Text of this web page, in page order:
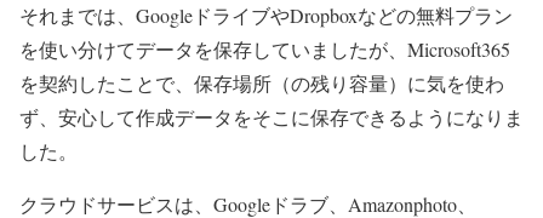
それまでは、GoogleドライブやDropboxなどの無料プラン
を使い分けてデータを保存していましたが、Microsoft365
を契約したことで、保存場所（の残り容量）に気を使わ
ず、安心して作成データをそこに保存できるようになりま
した。
クラウドサービスは、Googleドラブ、Amazonphoto、